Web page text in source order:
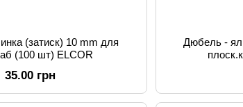
(затиск) 10 mm для
(100 шт) ELCOR
35.00 грн
Дюбель -